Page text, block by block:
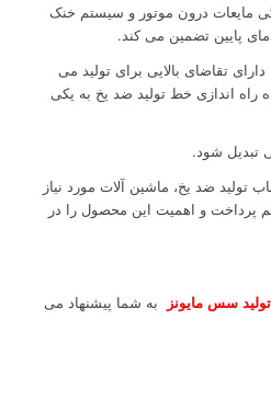
مایعات درون موتور و سیستم خنک
پایین تضمین می کند.
تقاضای بالایی برای تولید می
اندازی خط تولید ضد یخ به یکی
تبدیل شود.
تولید ضد یخ، ماشین آلات مورد نیاز
پرداخت و اهمیت این محصول را در
سس مایونز
به شما پیشنهاد می